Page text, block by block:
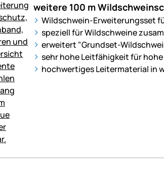
weitere 100 m
Wildschwein-Erweiterungsset
speziell für Wildschweine
erweitert "Grundset-
sehr hohe Leitfähigkeit für
hochwertiges Leitermaterial in